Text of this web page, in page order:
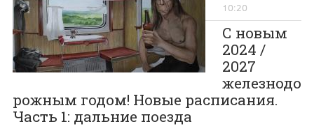
10:20
С новым
2024 /
2027
железнодо
рожным годом! Новые расписания.
Часть 1: дальние поезда